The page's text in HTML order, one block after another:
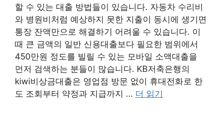
할 수 있는 대출 방법들이 있습니다. 자동차 수리비
와 병원비처럼 예상하지 못한 지출이 동시에 생기면
통장 잔액만으로 해결하기 어려울 수 있습니다. 이
때 큰 금액의 일반 신용대출보다 필요한 범위에서
450만원 정도를 빌릴 수 있는 모바일 소액대출을
먼저 검색하는 분들이 많습니다. KB저축은행의
kiwi비상금대출은 영업점 방문 없이 휴대전화로 한
도 조회부터 약정과 지급까지 … 더 읽기